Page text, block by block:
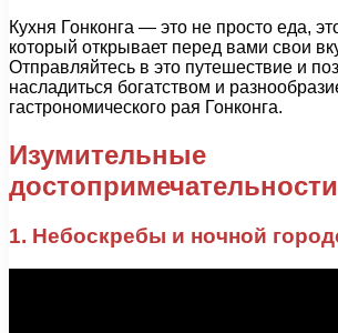
Кухня Гонконга — это не просто еда,
который открывает перед вами свои
Отправляйтесь в это путешествие и
насладиться богатством и
гастрономического рая Гонконга.
Изумительные
1. Небоскребы и ночной